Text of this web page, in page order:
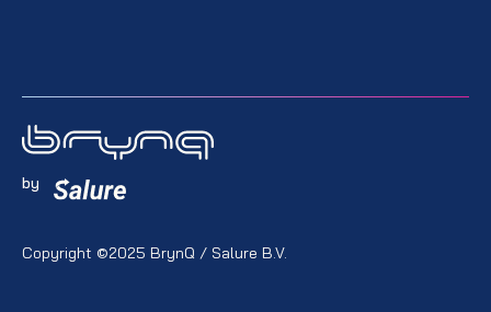
Copyright ©2025 BrynQ / Salure B.V.
by